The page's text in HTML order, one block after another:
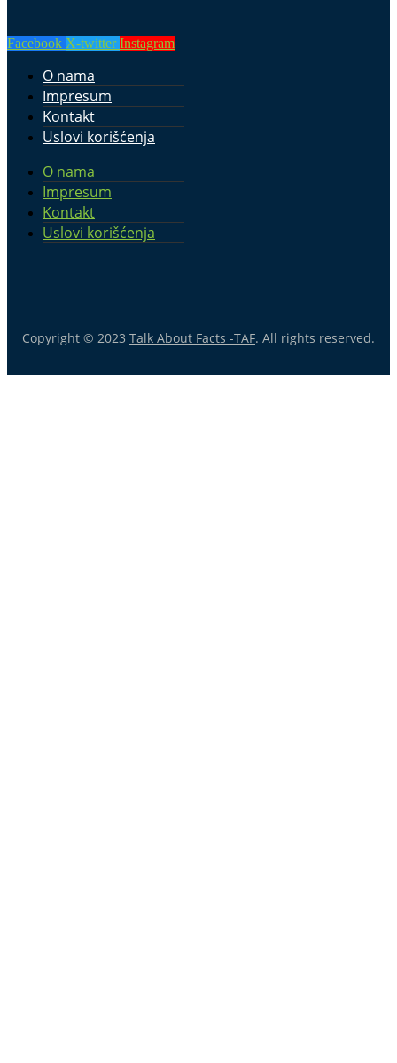
Facebook X-twitter Instagram
O nama
Impresum
Kontakt
Uslovi korišćenja
O nama
Impresum
Kontakt
Uslovi korišćenja
Copyright © 2023 Talk About Facts -TAF. All rights reserved.